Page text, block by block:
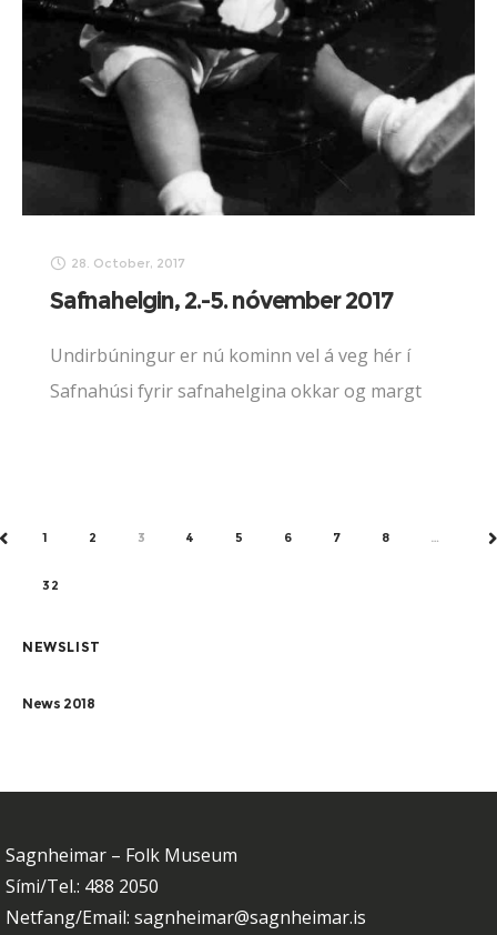
28. October, 2017
Safnahelgin, 2.-5. nóvember 2017
Undirbúningur er nú kominn vel á veg hér í
Safnahúsi fyrir safnahelgina okkar og margt
PREV1 2 3 4 5 6 7 8 …
32
NEWSLIST
News 2018
Sagnheimar – Folk Museum
Sími/Tel.: 488 2050
Netfang/Email: sagnheimar@sagnheimar.is